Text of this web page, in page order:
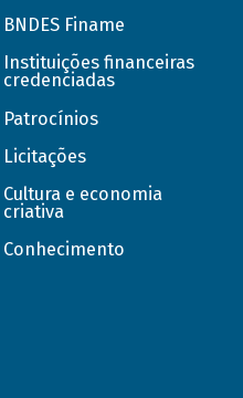
BNDES Finame
Instituições financeiras
credenciadas
Patrocínios
Licitações
Cultura e economia
criativa
Conhecimento